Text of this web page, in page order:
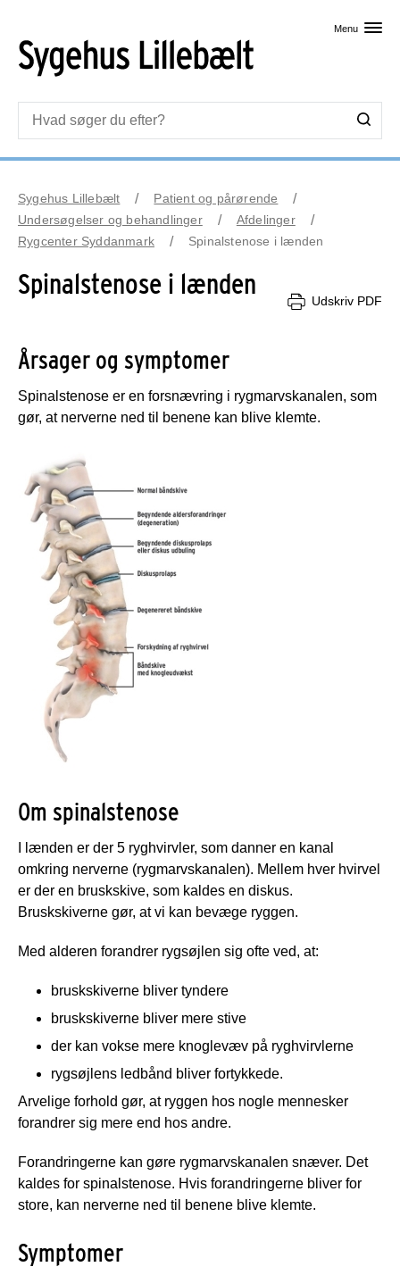
Menu
Sygehus Lillebælt
Patient og pårørende
Undersøgelser og behandlinger
Afdelinger
Rygcenter Syddanmark
Spinalstenose i lænden
Spinalstenose i lænden
Udskriv PDF
Årsager og symptomer
Spinalstenose er en forsnævring i rygmarvskanalen, som
gør, at nerverne ned til benene kan blive klemte.
Om spinalstenose
I lænden er der 5 ryghvirvler, som danner en kanal
omkring nerverne (rygmarvskanalen). Mellem hver hvirvel
er der en bruskskive, som kaldes en diskus.
Bruskskiverne gør, at vi kan bevæge ryggen.
Med alderen forandrer rygsøjlen sig ofte ved, at:
bruskskiverne bliver tyndere
bruskskiverne bliver mere stive
der kan vokse mere knoglevæv på ryghvirvlerne
rygsøjlens ledbånd bliver fortykkede.
Arvelige forhold gør, at ryggen hos nogle mennesker
forandrer sig mere end hos andre.
Forandringerne kan gøre rygmarvskanalen snæver. Det
kaldes for spinalstenose. Hvis forandringerne bliver for
store, kan nerverne ned til benene blive klemte.
Symptomer